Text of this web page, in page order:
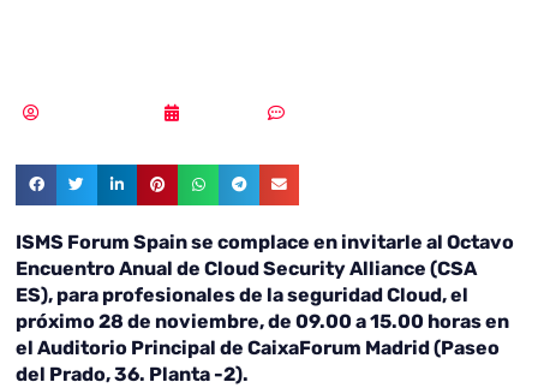
ISMS Forum Spain se complace en invitarle al Octavo
Encuentro Anual de Cloud Security Alliance (CSA
ES), para profesionales de la seguridad Cloud, el
próximo 28 de noviembre, de 09.00 a 15.00 horas en
el Auditorio Principal de CaixaForum Madrid (Paseo
del Prado, 36. Planta -2).